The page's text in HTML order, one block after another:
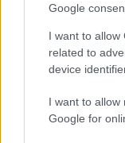
Google
I want to allow
related to
device
I want to allow
Google for
Πώς η
διέσωσε
από την
φωτιά στην
– Πάνω από